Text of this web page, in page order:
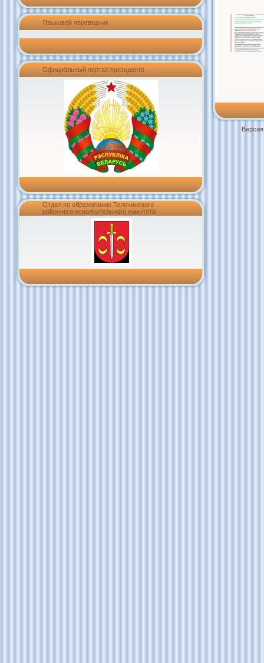
Языковой переводчик
Официальный портал президента
Отдел по образованию Толочинского
районного исполнительного комитета